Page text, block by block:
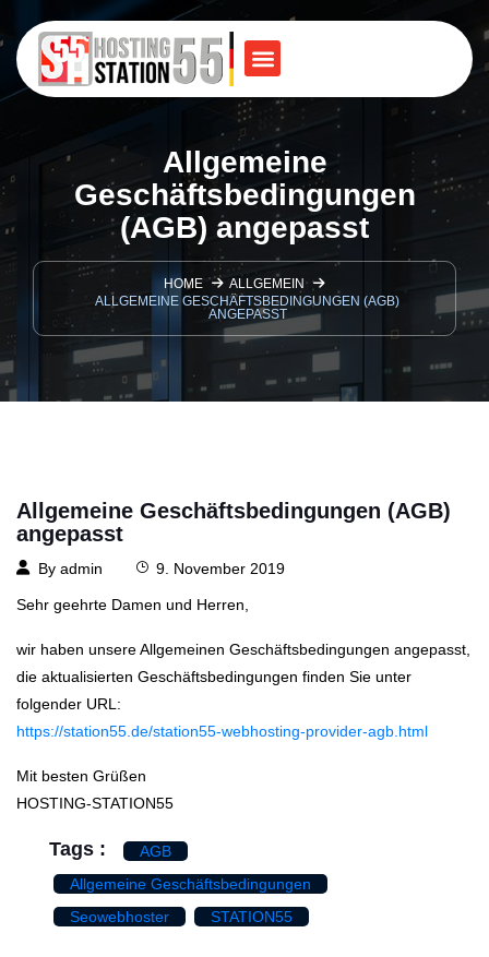
Allgemeine
Geschäftsbedingungen
(AGB) angepasst
HOME
ALLGEMEIN
ALLGEMEINE GESCHÄFTSBEDINGUNGEN (AGB)
ANGEPASST
Allgemeine Geschäftsbedingungen (AGB)
angepasst
By admin 9. November 2019
Sehr geehrte Damen und Herren,
wir haben unsere Allgemeinen Geschäftsbedingungen angepasst,
die aktualisierten Geschäftsbedingungen finden Sie unter
folgender URL:
https://station55.de/station55-webhosting-provider-agb.html
Mit besten Grüßen
HOSTING-STATION55
Tags :
AGB
Allgemeine Geschäftsbedingungen
Seowebhoster
STATION55